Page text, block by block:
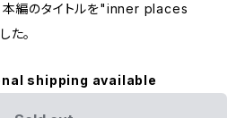
本編のタイトルを"inner places
た。
shipping available